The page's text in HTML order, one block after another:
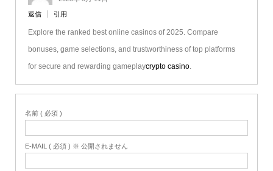
返信 引用
Explore the ranked best online casinos of 2025. Compare
bonuses, game selections, and trustworthiness of top platforms
for secure and rewarding gameplaycrypto casino.
名前 ( 必須 )
E-MAIL ( 必須 ) ※ 公開されません